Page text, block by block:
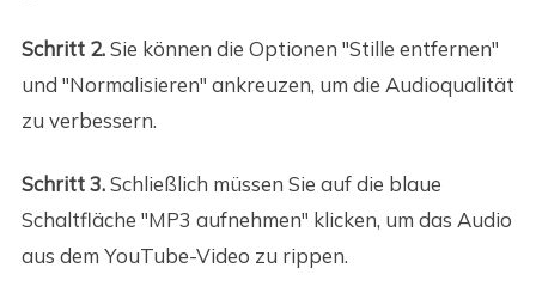
Schritt 2.Sie können die Optionen "Stille entfernen"
und "Normalisieren" ankreuzen, um die Audioqualität
zu verbessern.
Schritt 3.Schließlich müssen Sie auf die blaue
Schaltfläche "MP3 aufnehmen" klicken, um das Audio
aus dem YouTube-Video zu rippen.